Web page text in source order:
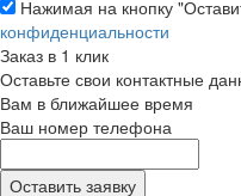
Нажимая на кнопку
конфиденциальности
Заказ в 1 клик
Оставьте свои контактные
Вам в ближайшее время
Ваш номер телефона